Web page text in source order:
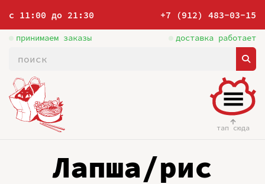
с 11:00 до 21:30 +7 (912) 483-03-15
принимаем заказы доставка работает
тап сюда
Лапша/рис